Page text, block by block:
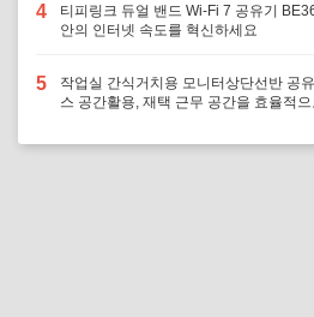
4
티피링크 듀얼 밴드 Wi-Fi 7 공유기
안의 인터넷 속도를 혁신하세요
5
작업실 간식거치용 모니터상단선반 공
스 공간활용, 재택 근무 공간을 효율적